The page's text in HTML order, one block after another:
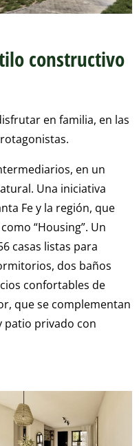
constructivo
en familia, en las
en un
Una iniciativa
Fe y la región, que
“Housing”. Un
casas listas para
dos baños
confortables de
que se complementan
patio privado con